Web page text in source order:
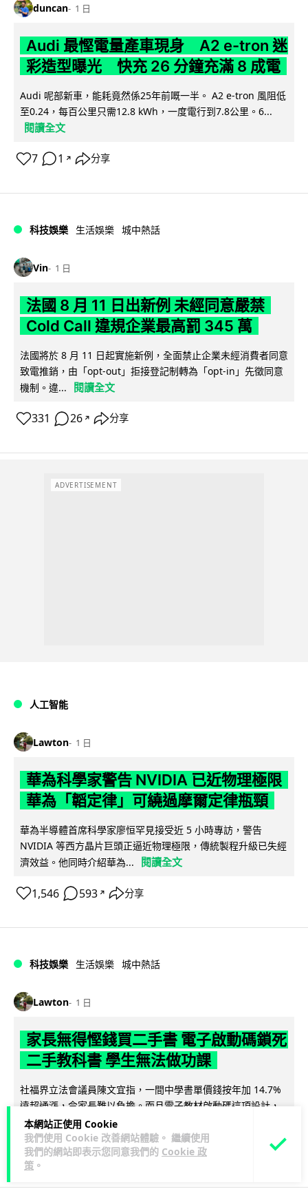
本網站正使用 Cookie
我們使用 Cookie 改善網站體驗。 繼續使用
我們的網站即表示您同意我們的 Cookie 政
策 。
duncan 1 日
Audi 最慳電量產車現身 A2 e-tron 迷
彩造型曝光 快充 26 分鐘充滿 8 成電
Audi 呢部新車，能耗竟然係25年前嘅一半。 A2 e-tron 風阻低
至0.24，每百公里只需12.8 kWh，一度電行到7.8公里。6...
閱讀全文
7 1 ↗ 分享
科技娛樂 生活娛樂 城中熱話
Vin 1 日
法國 8 月 11 日出新例 未經同意嚴禁
Cold Call 違規企業最高罰 345 萬
法國將於 8 月 11 日起實施新例，全面禁止企業未經消費者同意
致電推銷，由「opt-out」拒接登記制轉為「opt-in」先徵同意
機制。違...
閱讀全文
331 26 ↗ 分享
ADVERTISEMENT
人工智能
Lawton 1 日
華為科學家警告 NVIDIA 已近物理極限
華為「韜定律」可繞過摩爾定律瓶頸
華為半導體首席科學家廖恒罕見接受近 5 小時專訪，警告
NVIDIA 等西方晶片巨頭正逼近物理極限，傳統製程升級已失經
濟效益。他同時介紹華為...
閱讀全文
1,546 593 ↗ 分享
科技娛樂 生活娛樂 城中熱話
Lawton 1 日
家長無得慳錢買二手書 電子啟動碼鎖死
二手教科書 學生無法做功課
社福界立法會議員陳文宜指，一間中學書單價錢按年加 14.7%
遠超通漲，令家長難以負擔。而且電子教材啟動碼這項設計，
令學生無法完成功課，二手...
935 371↗ 分享